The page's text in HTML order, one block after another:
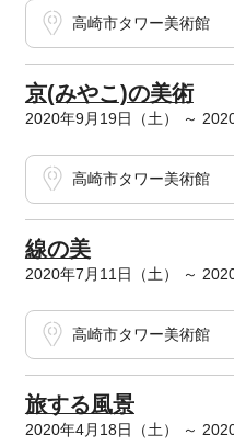
高崎市タワー美術館
京(みやこ)の美術
2020年9月19日（土） ～
高崎市タワー美術館
線の美
2020年7月11日（土） ～
高崎市タワー美術館
旅する風景
2020年4月18日（土） ～